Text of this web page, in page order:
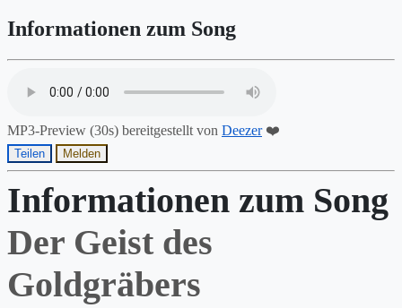
Informationen zum Song
MP3-Preview (30s) bereitgestellt von Deezer❤️
Teilen Melden
Informationen zum Song
Der Geist des
Goldgräbers